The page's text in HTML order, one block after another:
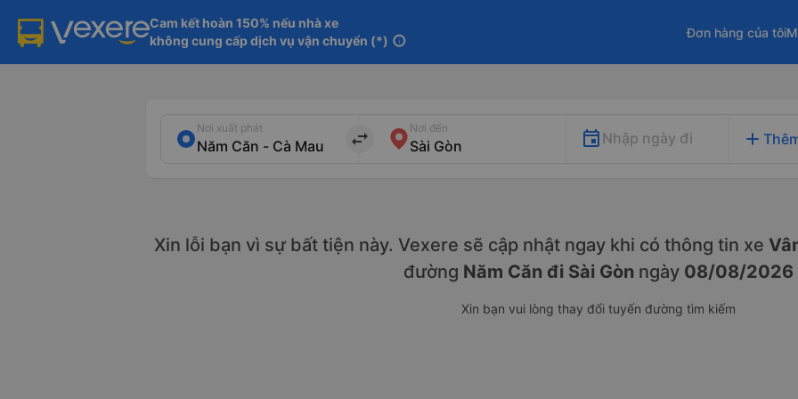
Cam kết hoàn 150% nếu nhà xe
không cung cấp dịch vụ vận chuyển (*) info
Đơn hàng của tôi
Nơi xuất phát
import_export
Nơi đến
Nhập ngày đi add
Xin lỗi bạn vì sự bất tiện này. Vexere sẽ cập nhật ngay khi có thông tin xe
đường Năm Căn đi Sài Gòn ngày 08/08/2026
Xin bạn vui lòng thay đổi tuyến đường tìm kiếm